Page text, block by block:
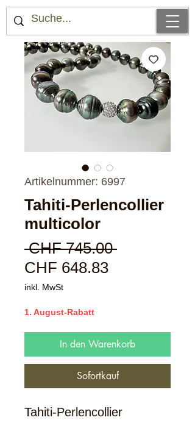
Artikelnummer: 6997
Tahiti-Perlencollier
multicolor
CHF 745.00
CHF 648.83Sale-
inkl. MwSt
1. August-Rabatt
In den Warenkorb
Sofortkauf
Tahiti-Perlencollier